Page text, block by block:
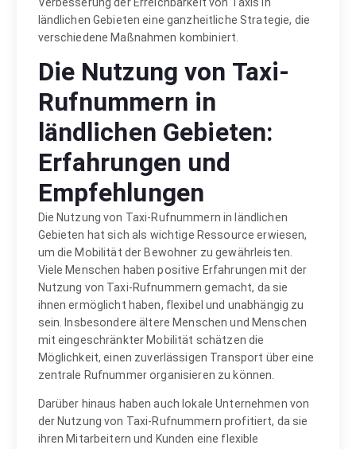
ländlichen Gebieten eine ganzheitliche Strategie, die
verschiedene Maßnahmen kombiniert.
Die Nutzung von Taxi-
Rufnummern in
ländlichen Gebieten:
Erfahrungen und
Empfehlungen
Die Nutzung von Taxi-Rufnummern in ländlichen
Gebieten hat sich als wichtige Ressource erwiesen,
um die Mobilität der Bewohner zu gewährleisten.
Viele Menschen haben positive Erfahrungen mit der
Nutzung von Taxi-Rufnummern gemacht, da sie
ihnen ermöglicht haben, flexibel und unabhängig zu
sein. Insbesondere ältere Menschen und Menschen
mit eingeschränkter Mobilität schätzen die
Möglichkeit, einen zuverlässigen Transport über eine
zentrale Rufnummer organisieren zu können.
Darüber hinaus haben auch lokale Unternehmen von
der Nutzung von Taxi-Rufnummern profitiert, da sie
ihren Mitarbeitern und Kunden eine flexible